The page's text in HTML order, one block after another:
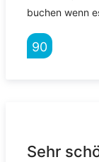
buchen wenn
90
Sehr